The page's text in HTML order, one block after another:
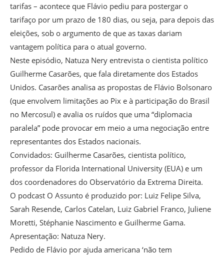
tarifas – acontece que Flávio pediu para postergar o
tarifaço por um prazo de 180 dias, ou seja, para depois das
eleições, sob o argumento de que as taxas dariam
vantagem política para o atual governo.
Neste episódio, Natuza Nery entrevista o cientista político
Guilherme Casarões, que fala diretamente dos Estados
Unidos. Casarões analisa as propostas de Flávio Bolsonaro
(que envolvem limitações ao Pix e à participação do Brasil
no Mercosul) e avalia os ruídos que uma “diplomacia
paralela” pode provocar em meio a uma negociação entre
representantes dos Estados nacionais.
Convidados: Guilherme Casarões, cientista político,
professor da Florida International University (EUA) e um
dos coordenadores do Observatório da Extrema Direita.
O podcast O Assunto é produzido por: Luiz Felipe Silva,
Sarah Resende, Carlos Catelan, Luiz Gabriel Franco, Juliene
Moretti, Stéphanie Nascimento e Guilherme Gama.
Apresentação: Natuza Nery.
Pedido de Flávio por ajuda americana ‘não tem